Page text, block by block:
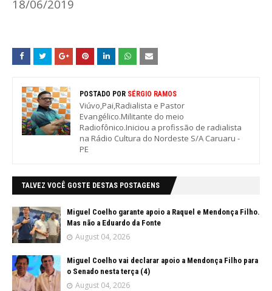
18/06/2019
POSTADO POR SÉRGIO RAMOS
Viúvo,Pai,Radialista e Pastor
Evangélico.Militante do meio
Radiofônico.Iniciou a profissão de radialista
na Rádio Cultura do Nordeste S/A Caruaru -
PE
TALVEZ VOCÊ GOSTE DESTAS POSTAGENS
Miguel Coelho garante apoio a Raquel e Mendonça Filho.
Mas não a Eduardo da Fonte
August 04, 2026
Miguel Coelho vai declarar apoio a Mendonça Filho para
o Senado nesta terça (4)
August 04, 2026